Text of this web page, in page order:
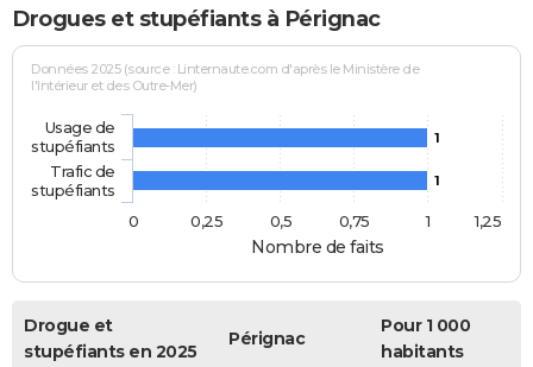
Drogues et stupéfiants à Pérignac
Nombre de faits
Données 2025 (source : Linternaute.com d'après le Ministère de
l'Intérieur et des Outre-Mer)
1
1
Usage de
stupéfiants
Trafic de
stupéfiants
0
1
0,25 0,5 0,75 1,25
Drogue et
stupéfiants en 2025
Pérignac
Pour 1 000
habitants